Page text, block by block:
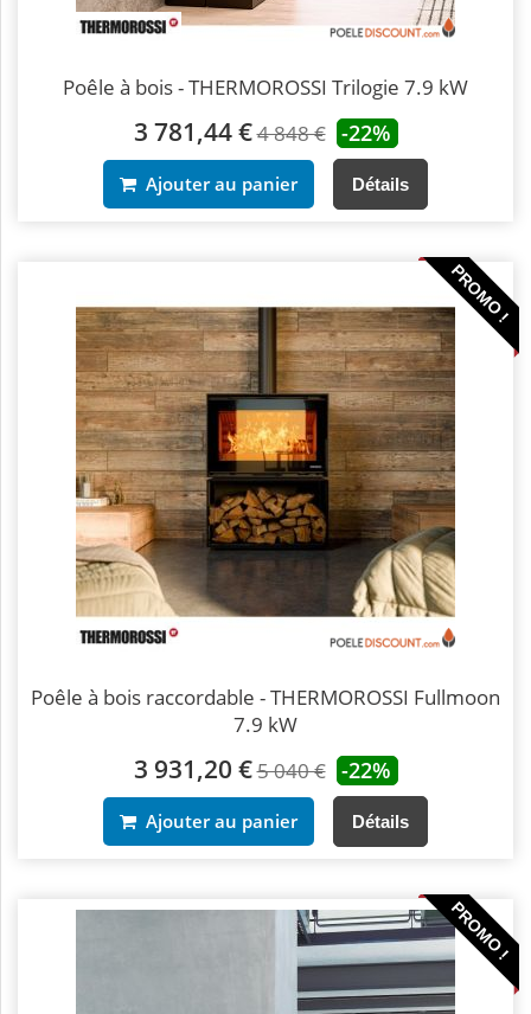
Poêle à bois - THERMOROSSI Trilogie 7.9 kW
3 781,44 €4 848 € -22%
Ajouter au panier Détails
PROMO !
Poêle à bois raccordable - THERMOROSSI Fullmoon
7.9 kW
3 931,20 €5 040 € -22%
Ajouter au panier Détails
PROMO !